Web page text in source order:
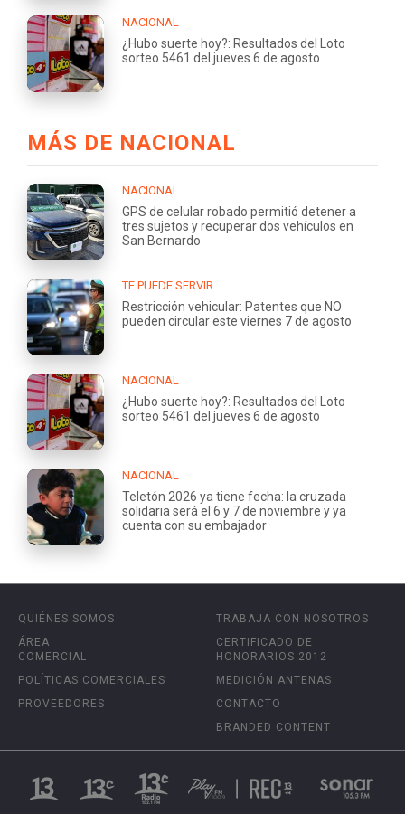
NACIONAL
¿Hubo suerte hoy?: Resultados del Loto
sorteo 5461 del jueves 6 de agosto
MÁS DE NACIONAL
NACIONAL
GPS de celular robado permitió detener a
tres sujetos y recuperar dos vehículos en
San Bernardo
TE PUEDE SERVIR
Restricción vehicular: Patentes que NO
pueden circular este viernes 7 de agosto
NACIONAL
¿Hubo suerte hoy?: Resultados del Loto
sorteo 5461 del jueves 6 de agosto
NACIONAL
Teletón 2026 ya tiene fecha: la cruzada
solidaria será el 6 y 7 de noviembre y ya
cuenta con su embajador
QUIÉNES SOMOS
ÁREA
COMERCIAL
POLÍTICAS COMERCIALES
PROVEEDORES
TRABAJA CON NOSOTROS
CERTIFICADO DE
HONORARIOS 2012
MEDICIÓN ANTENAS
CONTACTO
BRANDED CONTENT